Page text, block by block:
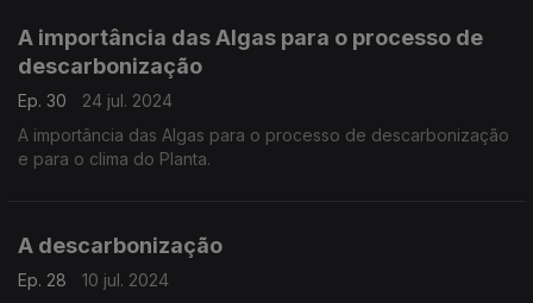
A importância das Algas para o processo de
descarbonização
Ep. 30
24 jul. 2024
A importância das Algas para o processo de descarbonização
e para o clima do Planta.
A descarbonização
Ep. 28
10 jul. 2024